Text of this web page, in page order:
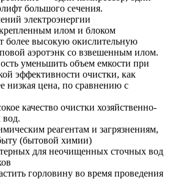
большого сечения.
электроэнергии
илом и блоком
более высокую окислительную
аэротэнк со взвешенным илом.
уменьшить объем емкости при
эффективности очистки, как
низкая цена, по сравнению с
качество очистки хозяйственно-
реагентам и загрязнениям,
(бытовой химии)
для неочищенных сточных вод
горловину во время проведения